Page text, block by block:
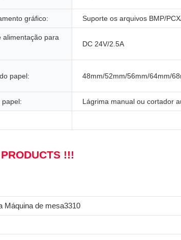
gráfico: Suporte os arquivos BMP/
alimentação para
DC 24V/2.5A
papel: 48mm/52mm/56mm/64mm/
papel: Lágrima manual ou cortador
!!!
Máquina de mesa3310